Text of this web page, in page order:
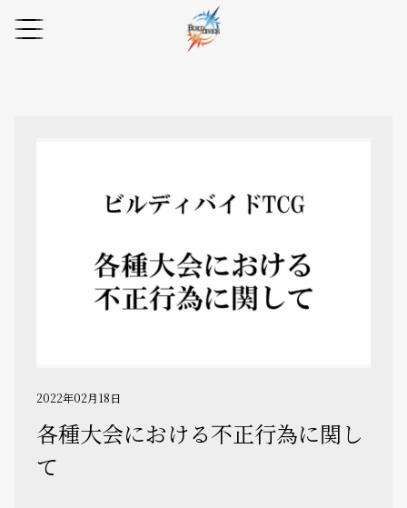
2022年02月18日
各種大会における不正行為に関し
て